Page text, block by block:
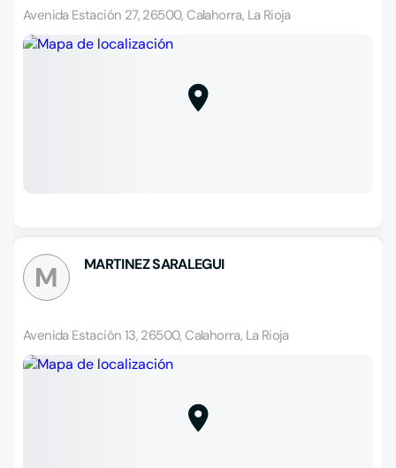
Avenida Estación 27, 26500, Calahorra, La Rioja
M MARTINEZ SARALEGUI
Avenida Estación 13, 26500, Calahorra, La Rioja